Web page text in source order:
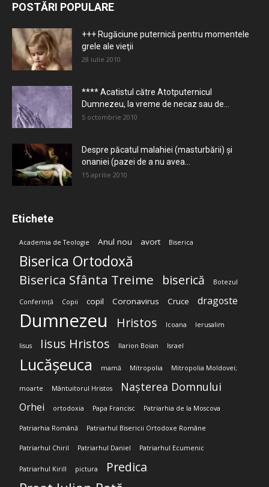
POSTĂRI POPULARE
+++ Rugăciune puternică pentru momentele
grele ale vieţii
28 iulie 2010
**** Acatistul către Atotputernicul
Dumnezeu, la vreme de necaz sau de...
5 octombrie 2010
Despre păcatul malahiei (masturbării) şi
onaniei (pazei de a nu avea...
15 aprilie 2010
Etichete
Academia de Teologie Anul nou avort Biserica
Biserica Ortodoxă
Biserica Sfânta Treime biserică Botezul
Conferință Copii copil Coronavirus Cruce dragoste
Dumnezeu Hristos Icoana Ierusalim
Iisus Iisus Hristos Ilarion Boian Israel
Lucășeuca mamă Mitropolia Mitropolia Moldovei;
moarte Mântuitorul Hristos Nașterea Domnului
Orhei ortodoxia Papa Francisc Patriarhia de la Moscova
Patriarhia Română Patriarhul Bisericii Ortodoxe Române
Patriarhul Chiril Patriarhul Daniel Patriarhul Ecumenic
Patriarhul Kirill pictura Predica